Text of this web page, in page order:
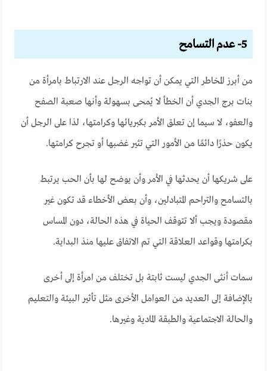
5- عدم التسامح
من أبرز المخاطر التي يمكن أن تواجه الرجل عند الارتباط بامرأة من
بنات برج الجدي أن الخطأ لا يُمحى بسهولة وأنها صعبة الصفح
والعفو، لا سيما إن تعلق الأمر بكبريائها وكرامتها، لذا على الرجل أن
يكون حذرًا دائمًا من الأمور التي تثير غضبها أو تجرح كرامتها.
على شريكها أن يحدثها في الأمر وأن يوضح لها بأن الحب يرتبط
بالتسامح والتراحم المتبادلين، وأن بعض الأخطاء قد تكون غير
مقصودة ويجب ألا تتوقف الحياة في هذه الحالة، دون المساس
بكرامتها وقواعد العلاقة التي تم الاتفاق عليها منذ البداية.
سمات أنثى الجدي ليست ثابتة بل تختلف من امرأة إلى أخرى
بالإضافة إلى العديد من العوامل الأخرى مثل تأثير البيئة والتعليم
والحالة الاجتماعية والطبقة المادية وغيرها.